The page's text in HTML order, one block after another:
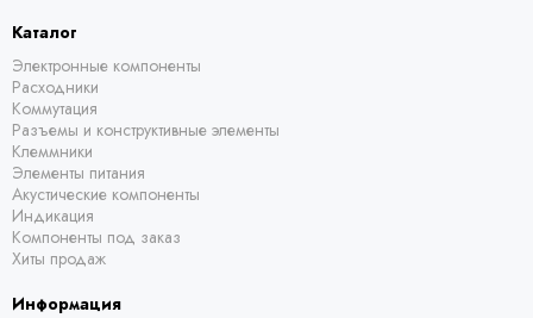
Каталог
Электронные компоненты
Расходники
Коммутация
Разъемы и конструктивные элементы
Клеммники
Элементы питания
Акустические компоненты
Индикация
Компоненты под заказ
Хиты продаж
Информация